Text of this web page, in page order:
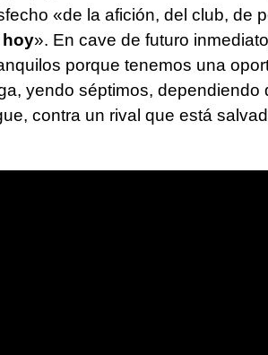
«de la afición, del club, de
». En cave de futuro
porque tenemos una
yendo séptimos, dependiendo
contra un rival que está